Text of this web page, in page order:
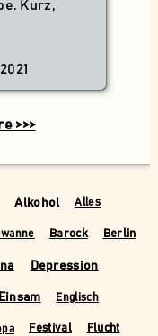
Kurz,
>>>
Alkohol Alles
Barock Berlin
Depression
Einsam Englisch
Festival Flucht